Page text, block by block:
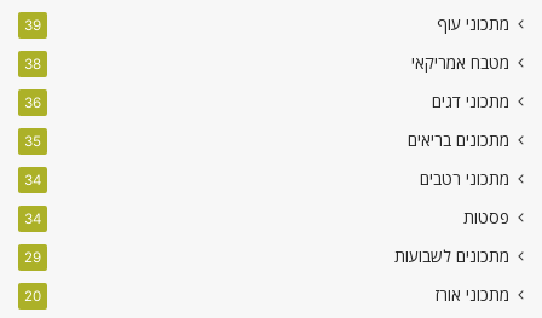
מתכוני עוף 39
מטבח אמריקאי 38
מתכוני דגים 36
מתכונים בריאים 35
מתכוני רטבים 34
פסטות 34
מתכונים לשבועות 29
מתכוני אורז 20